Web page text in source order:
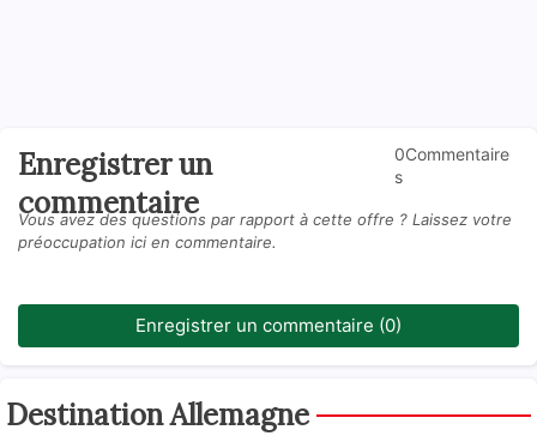
Enregistrer un
commentaire
0Commentaire
s
Vous avez des questions par rapport à cette offre ? Laissez votre
préoccupation ici en commentaire.
Enregistrer un commentaire (0)
Destination Allemagne